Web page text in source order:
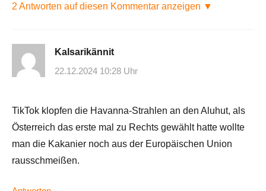
2 Antworten auf diesen Kommentar anzeigen ▼
Kalsarikännit
22.12.2024 10:28 Uhr
TikTok klopfen die Havanna-Strahlen an den Aluhut, als
Österreich das erste mal zu Rechts gewählt hatte wollte
man die Kakanier noch aus der Europäischen Union
rausschmeißen.